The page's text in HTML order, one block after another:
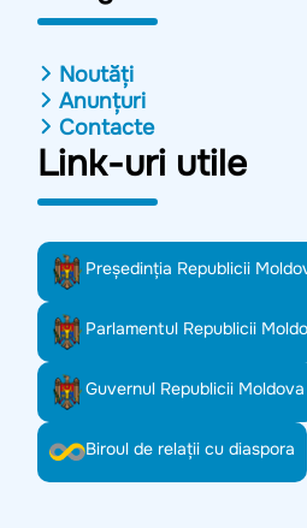
Noutăți
Anunțuri
Contacte
Link-uri utile
Preşedinţia Republicii
Parlamentul Republicii
Guvernul Republicii Moldova
Biroul de relații cu diaspora